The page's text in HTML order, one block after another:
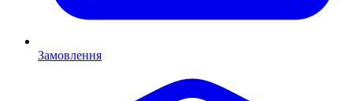
Замовлення